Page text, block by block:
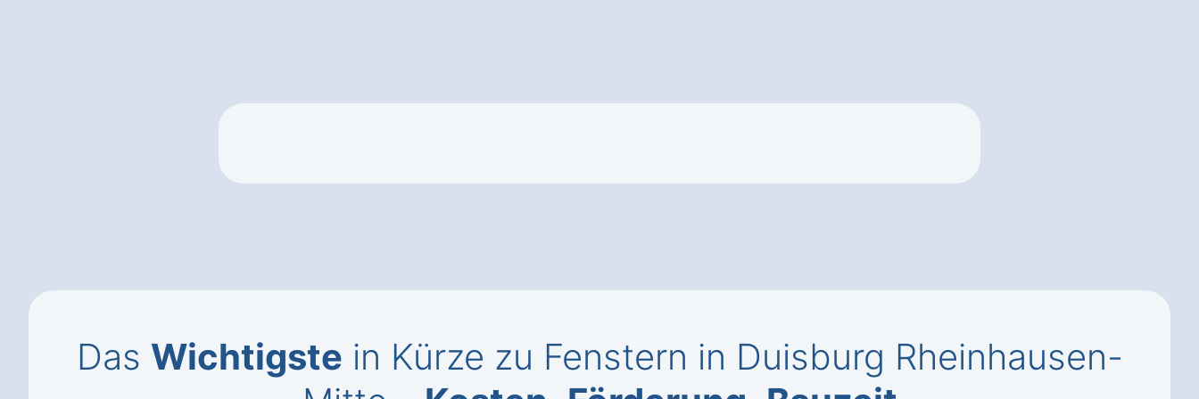
Das Wichtigste in Kürze zu Fenstern in Duisburg Rheinhausen-